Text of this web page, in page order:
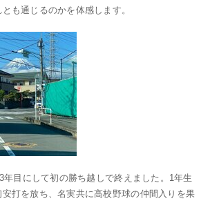
も通じるのかを体感します。
年目にして初の勝ち越しで終えました。1年生
打を放ち、名実共に高校野球の仲間入りを果